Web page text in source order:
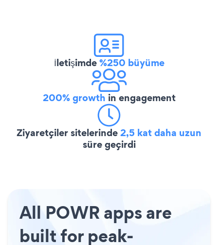
İletişimde%250 büyüme
200% growth in engagement
Ziyaretçiler sitelerinde2,5 kat daha uzun
süre geçirdi
All POWR apps are
built for peak-